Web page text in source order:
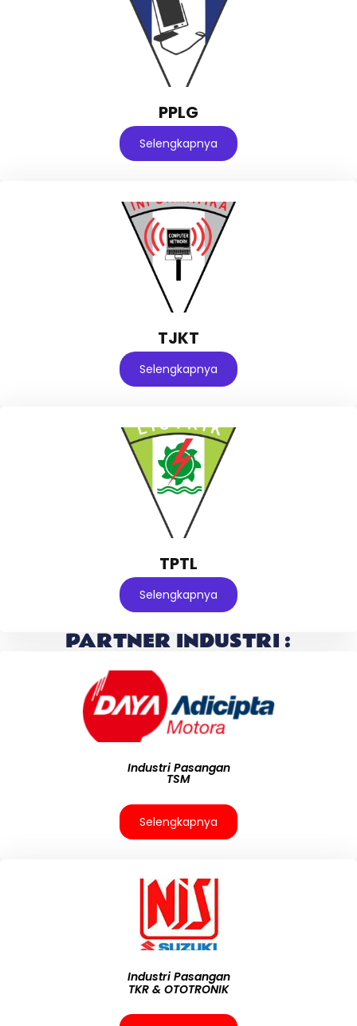
PPLG
Selengkapnya
TJKT
Selengkapnya
TPTL
Selengkapnya
PARTNER INDUSTRI :
Industri Pasangan
TSM
Selengkapnya
Industri Pasangan
TKR & OTOTRONIK